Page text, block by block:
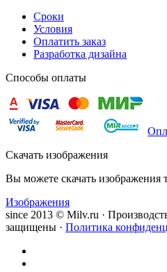
Сроки
Условия
Оплатить заказ
Разработка дизайна
Способы оплаты
Скачать изображения
Вы можете скачать изображения
Изображения
since 2013 © Milv.ru ·
защищены · Политика